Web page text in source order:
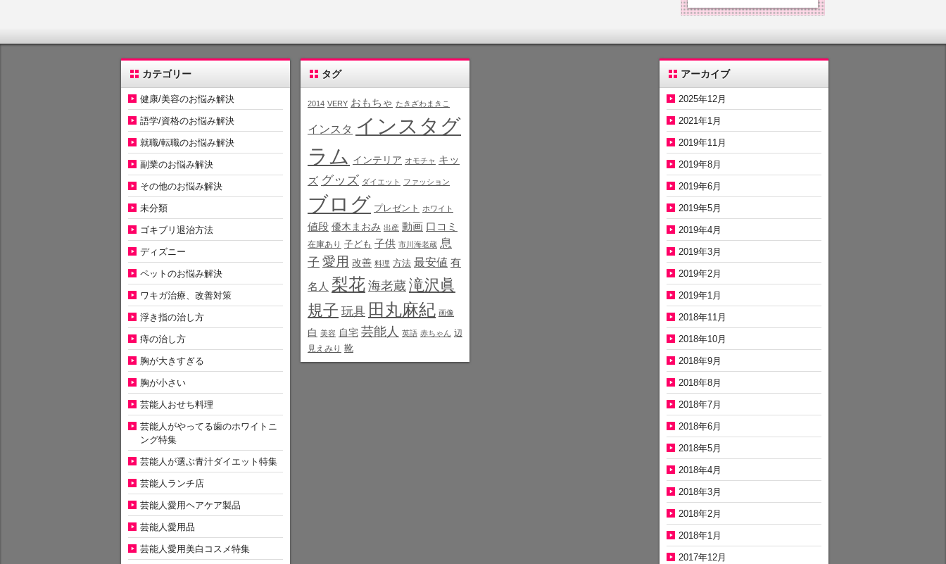
カテゴリー
健康/美容のお悩み解決
語学/資格のお悩み解決
就職/転職のお悩み解決
副業のお悩み解決
その他のお悩み解決
未分類
ゴキブリ退治方法
ディズニー
ペットのお悩み解決
ワキガ治療、改善対策
浮き指の治し方
痔の治し方
胸が大きすぎる
胸が小さい
芸能人おせち料理
芸能人がやってる歯のホワイトニ
ング特集
芸能人が選ぶ青汁ダイエット特集
芸能人ランチ店
芸能人愛用ヘアケア製品
芸能人愛用品
芸能人愛用美白コスメ特集
タグ
2014 VERY おもちゃ たきざわまきこ
インスタ インスタグ
ラム インテリア オモチャ キッ
ズ グッズ ダイエット ファッション
ブログ プレゼント ホワイト
値段 優木まおみ 出産 動画 口コミ
在庫あり 子ども 子供 市川海老蔵 息
子 愛用 改善 料理 方法 最安値 有
名人 梨花 海老蔵 滝沢眞
規子 玩具 田丸麻紀 画像
白 美容 自宅 芸能人 英語 赤ちゃん 辺
見えみり 靴
アーカイブ
2025年12月
2021年1月
2019年11月
2019年8月
2019年6月
2019年5月
2019年4月
2019年3月
2019年2月
2019年1月
2018年11月
2018年10月
2018年9月
2018年8月
2018年7月
2018年6月
2018年5月
2018年4月
2018年3月
2018年2月
2018年1月
2017年12月